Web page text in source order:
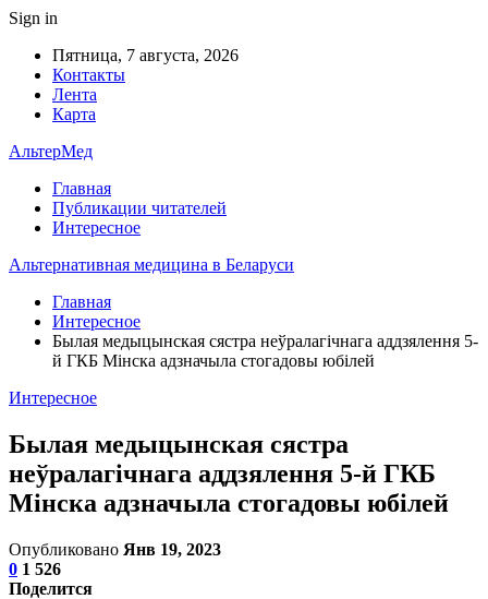
Sign in
Пятница, 7 августа, 2026
Контакты
Лента
Карта
АльтерМед
Главная
Публикации читателей
Интересное
Альтернативная медицина в Беларуси
Главная
Интересное
Былая медыцынская сястра неўралагічнага аддзялення 5-
й ГКБ Мінска адзначыла стогадовы юбілей
Интересное
Былая медыцынская сястра
неўралагічнага аддзялення 5-й ГКБ
Мінска адзначыла стогадовы юбілей
Опубликовано Янв 19, 2023
0 1 526
Поделится